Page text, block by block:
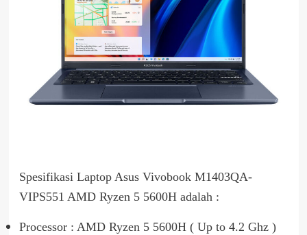
Spesifikasi Laptop Asus Vivobook M1403QA-
VIPS551 AMD Ryzen 5 5600H adalah :
Processor : AMD Ryzen 5 5600H ( Up to 4.2 Ghz )